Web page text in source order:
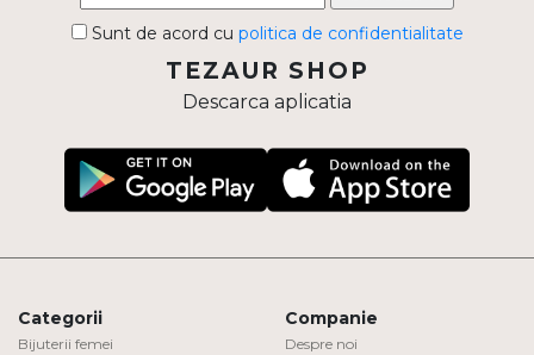
Sunt de acord cu politica de confidentialitate
TEZAUR SHOP
Descarca aplicatia
Categorii
Bijuterii femei
Companie
Despre noi